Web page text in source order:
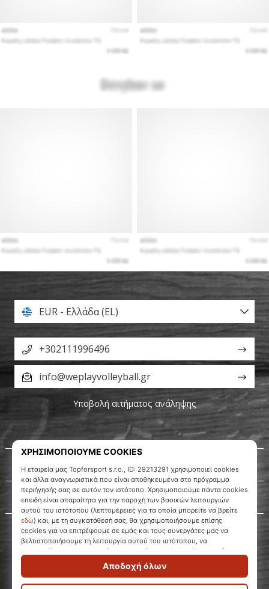
WePlayVolleyball.gr
Σχετικά μ' εμάς
Εξυπηρέτηση πελατών
EUR - Ελλάδα (EL)
+302111996496
info@weplayvolleyball.gr
Υποβολή αιτήματος ανάληψης